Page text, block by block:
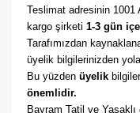
Teslimat adresinin 1001
kargo şirketi 1-3 gün
Tarafımızdan
üyelik bilgilerinizden yola
Bu yüzden üyelik
önemlidir.
Bayram Tatil ve Yasaklı